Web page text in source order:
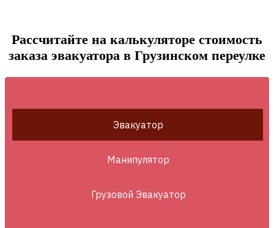
Рассчитайте на калькуляторе стоимость
заказа эвакуатора в Грузинском переулке
Эвакуатор
Манипулятор
Грузовой Эвакуатор